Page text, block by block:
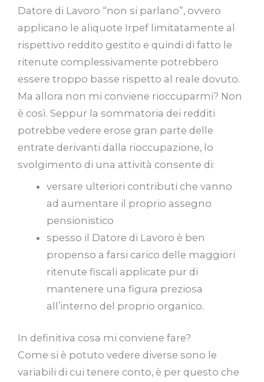
Datore di Lavoro “non si parlano”, ovvero
applicano le aliquote Irpef limitatamente al
rispettivo reddito gestito e quindi di fatto le
ritenute complessivamente potrebbero
essere troppo basse rispetto al reale dovuto.
Ma allora non mi conviene rioccuparmi? Non
è così. Seppur la sommatoria dei redditi
potrebbe vedere erose gran parte delle
entrate derivanti dalla rioccupazione, lo
svolgimento di una attività consente di:
versare ulteriori contributi che vanno
ad aumentare il proprio assegno
pensionistico
spesso il Datore di Lavoro è ben
propenso a farsi carico delle maggiori
ritenute fiscali applicate pur di
mantenere una figura preziosa
all’interno del proprio organico.
In definitiva cosa mi conviene fare?
Come si è potuto vedere diverse sono le
variabili di cui tenere conto, è per questo che